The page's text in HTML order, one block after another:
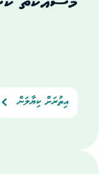
އިތުރަށް ކިޔާލަން